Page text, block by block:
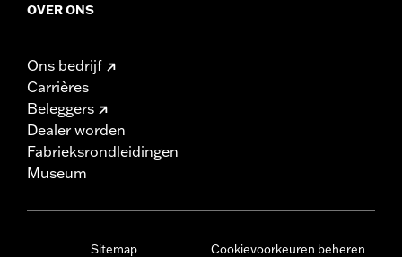
OVER ONS
Ons bedrijf
Carrières
Beleggers
Dealer worden
Fabrieksrondleidingen
Museum
Sitemap
Cookievoorkeuren beheren